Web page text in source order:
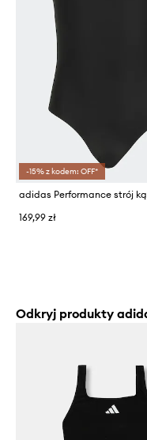
-15% z kodem: OFF*
169,99 zł
Odkryj produkty